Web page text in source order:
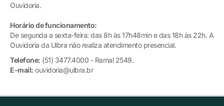
Ouvidoria.
Horário de funcionamento:
De segunda a sexta-feira: das 8h às 17h48min e das 18h às 22h. A
Ouvidoria da Ulbra não realiza atendimento presencial.
Telefone: (51) 3477.4000 - Ramal 2549.
E-mail: ouvidoria@ulbra.br